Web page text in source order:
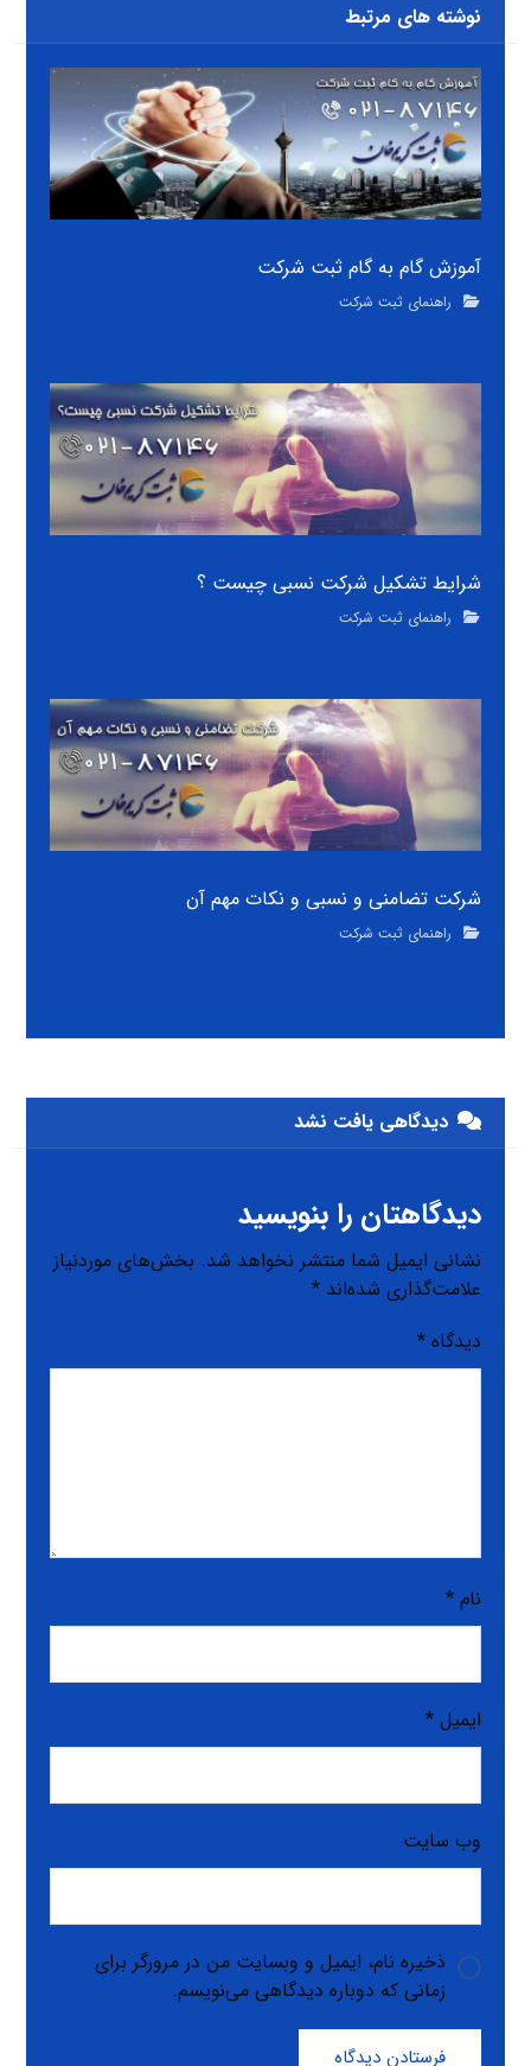
نوشته های مرتبط
آموزش گام به گام ثبت شرکت
راهنمای ثبت شرکت
شرایط تشکیل شرکت نسبی چیست ؟
راهنمای ثبت شرکت
شرکت تضامنی و نسبی و نکات مهم آن
راهنمای ثبت شرکت
دیدگاهی یافت نشد
دیدگاهتان را بنویسید
نشانی ایمیل شما منتشر نخواهد شد. بخش‌های موردنیاز
علامت‌گذاری شده‌اند*
دیدگاه*
نام*
ایمیل*
وب‌ سایت
ذخیره نام، ایمیل و وبسایت من در مرورگر برای
زمانی که دوباره دیدگاهی می‌نویسم.
فرستادن دیدگاه